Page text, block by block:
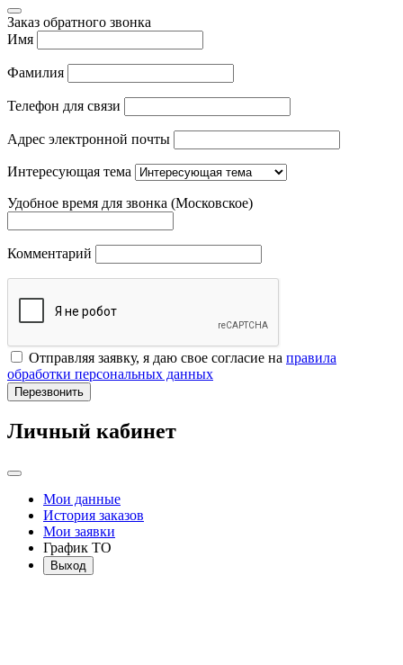
Заказ обратного звонка
Имя
Фамилия
Телефон для связи
Адрес электронной почты
Интересующая тема
Удобное время для звонка (Московское)
Комментарий
Отправляя заявку, я даю свое согласие на правила
обработки персональных данных
Перезвонить
Личный кабинет
Мои данные
История заказов
Мои заявки
График ТО
Выход